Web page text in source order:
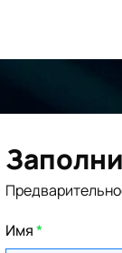
Имя*